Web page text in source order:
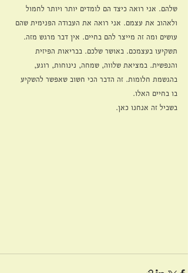
שלהם. אני רואה כיצד הם לומדים יותר ויותר לחמול
ולאהוב את עצמם. אני רואה את העבודה הפנימית שהם
עושים ומה זה מייצר להם בחיים. אין דבר מרגש מזה.
תשקיעו בעצמכם. באושר שלכם. בבריאות הפיזית
והנפשית. במציאת שלווה, שמחה, נינוחות, רוגע,
בהגשמת חלומות. זה הדבר הכי חשוב שאפשר להשקיע
בו בחיים האלו.
בשביל זה אנחנו כאן.